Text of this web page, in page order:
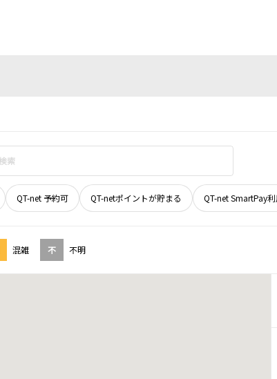
QT-net 予約可 QT-netポイントが貯まる QT-net SmartPay
混雑 不 不明